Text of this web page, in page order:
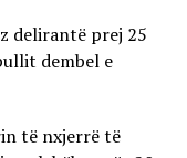
delirantë prej 25
dembel e
të nxjerrë të